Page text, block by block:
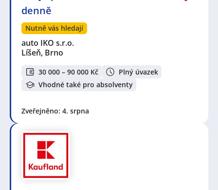
denně
Nutně vás hledají
auto IKO s.r.o.
Líšeň, Brno
30 000 – 90 000 Kč
Plný úvazek
Vhodné také pro absolventy
Zveřejněno: 4. srpna